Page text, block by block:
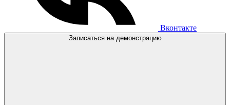
Вконтакте
Записаться на демонстрацию